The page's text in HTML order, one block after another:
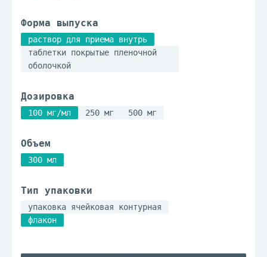
Форма выпуска
раствор для приема внутрь
таблетки покрытые пленочной
оболочкой
Дозировка
100 мг/мл 250 мг 500 мг
Объем
300 мл
Тип упаковки
упаковка ячейковая контурная
флакон